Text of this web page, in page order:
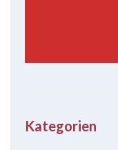
Kategorien